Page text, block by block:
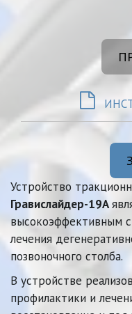
Гравислайдер-19А
высокоэффективным
лечения
позвоночного столба.
В устройстве
профилактики и